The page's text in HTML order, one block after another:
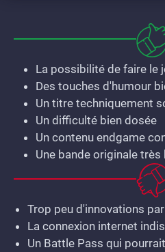
La possibilité de faire le
Des touches d'humour
Un titre techniquement
Un difficulté bien dosée
Un contenu endgame
Une bande originale très
Trop peu d'innovations
La connexion internet
Un Battle Pass qui